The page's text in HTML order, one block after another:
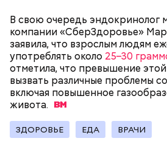
В свою очередь эндокринолог
компании «СберЗдоровье»
заявила, что взрослым людям
употреблять около 25–30
отметила, что превышение
вызвать различные проблемы
включая повышенное
живота.
ЗДОРОВЬЕ ЕДА ВРАЧИ
— Кабачки, порезанные
обжарить на сковороде. К ним
петрушки, чеснок, соль и
Получается очень вкусно, —
Копылов.
с сахарным диабетом;
лишним весом.